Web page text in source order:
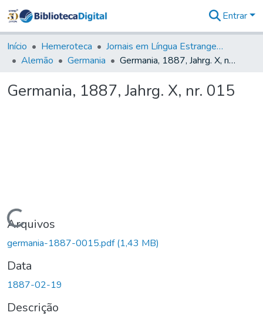
&
Coleções
Tudo na
Digital
Entrar
Início Hemeroteca
Jornais em Língua Estrangeira
Alemão
Germania Germania, 1887, Jahrg. X, nr. 015
Germania, 1887, Jahrg. X, nr. 015
Carregando...
Arquivos
germania-1887-0015.pdf(1,43 MB)
Data
1887-02-19
Descrição